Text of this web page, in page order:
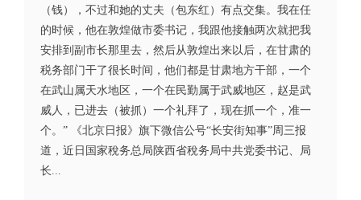
（钱），不过和她的丈夫（包东红）有点交集。我在任
的时候，他在敦煌做市委书记，我跟他接触两次就把我
安排到副市长那里去，然后从敦煌出来以后，在甘肃的
税务部门干了很长时间，他们都是甘肃地方干部，一个
在武山属天水地区，一个在民勤属于武威地区，赵是武
威人，已进去（被抓）一个礼拜了，现在抓一个，准一
个。” 《北京日报》旗下微信公号“长安街知事”周三报
道，近日国家稅务总局陕西省稅务局中共党委书记、局
长...